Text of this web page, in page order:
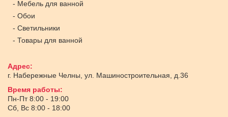
- Мебель для ванной
- Обои
- Светильники
- Товары для ванной
Адрес:
г. Набережные Челны ул. Машиностроительная, д.36
Время работы:
Пн-Пт 8:00 - 19:00
Сб, Вс 8:00 - 18:00